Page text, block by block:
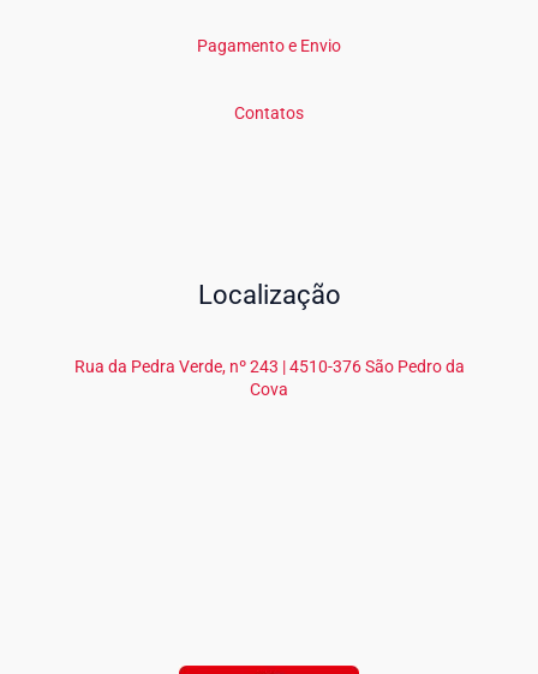
Pagamento e Envio
Contatos
Localização
Rua da Pedra Verde, nº 243 | 4510-376 São Pedro da
Cova